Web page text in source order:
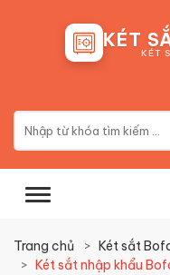
KÉT
KÉT
Trang chủ
Két sắt
Két sắt nhập khẩu